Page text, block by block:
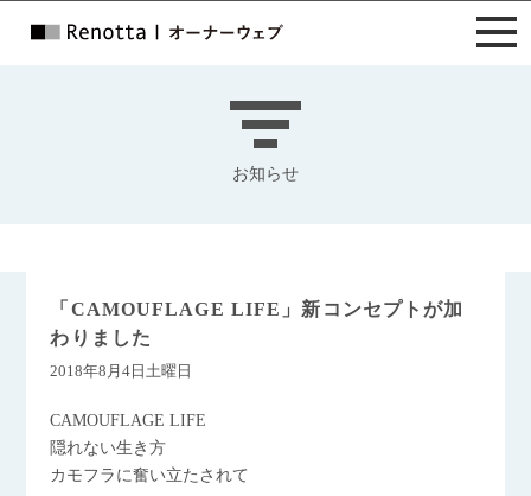
お知らせ
「CAMOUFLAGE LIFE」新コンセプトが加
わりました
2018年8月4日土曜日
CAMOUFLAGE LIFE
隠れない生き方
カモフラに奮い立たされて